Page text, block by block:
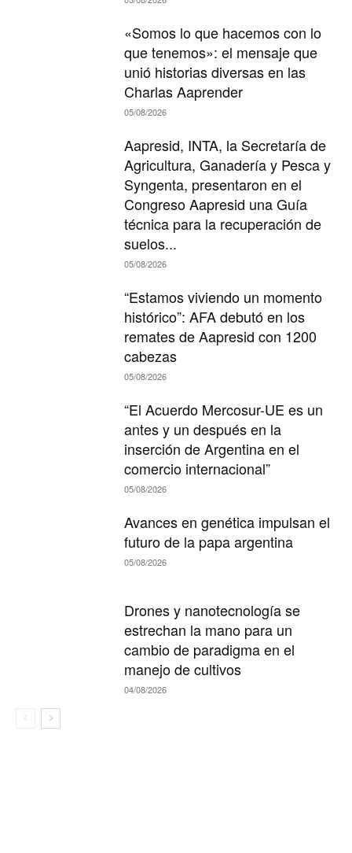
«Somos lo que hacemos con lo
que tenemos»: el mensaje que
unió historias diversas en las
Charlas Aaprender
05/08/2026
Aapresid, INTA, la Secretaría de
Agricultura, Ganadería y Pesca y
Syngenta, presentaron en el
Congreso Aapresid una Guía
técnica para la recuperación de
suelos...
05/08/2026
“Estamos viviendo un momento
histórico”: AFA debutó en los
remates de Aapresid con 1200
cabezas
05/08/2026
“El Acuerdo Mercosur-UE es un
antes y un después en la
inserción de Argentina en el
comercio internacional”
05/08/2026
Avances en genética impulsan el
futuro de la papa argentina
05/08/2026
Drones y nanotecnología se
estrechan la mano para un
cambio de paradigma en el
manejo de cultivos
04/08/2026